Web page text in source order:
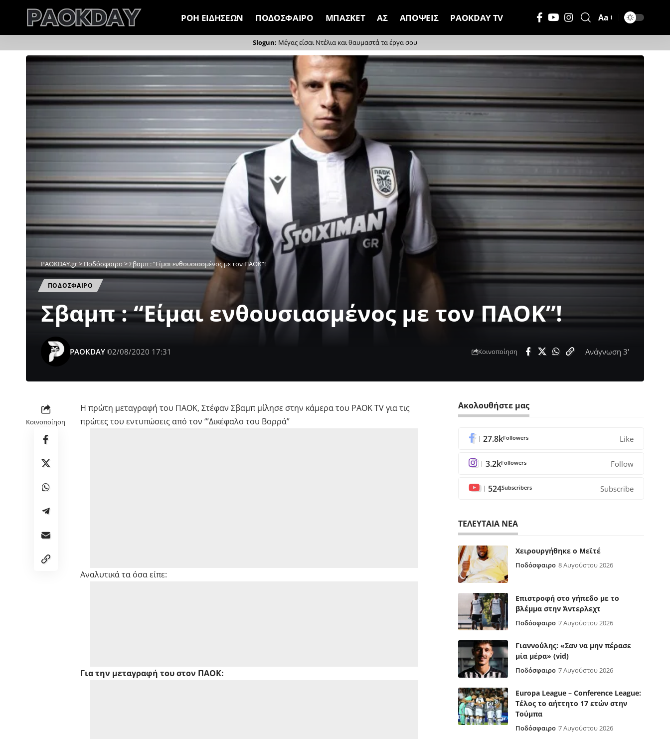
ΡΟΗ ΕΙΔΗΣΕΩΝ ΠΟΔΟΣΦΑΙΡΟ ΜΠΑΣΚΕΤ ΑΣ ΑΠΟΨΕΙΣ PAOKDAY TV
Μέγεθος
Γραμματοσειράς
Aa
Μέγας είσαι Ντέλια και θαυμαστά τα έργα σου
PAOKDAY.gr> Ποδόσφαιρο >Σβαμπ : “Είμαι ενθουσιασμένος με τον ΠΑΟΚ”!
ΠΟΔΟΣΦΑΙΡΟ
Σβαμπ : “Είμαι ενθουσιασμένος με τον ΠΑΟΚ”!
PAOKDAY 02/08/2020 17:31 Κοινοποίηση Ανάγνωση 3'
Κοινοποίηση
H πρώτη μεταγραφή του ΠΑΟΚ, Στέφαν Σβαμπ μίλησε στην κάμερα του PAOK TV για τις
πρώτες του εντυπώσεις από τον ‘”Δικέφαλο του Βορρά”
Αναλυτικά τα όσα είπε:
Για την μεταγραφή του στον ΠΑΟΚ:
Ακολουθήστε μας
27.8kFollowers Like
3.2kFollowers Follow
524Subscribers Subscribe
ΤΕΛΕΥΤΑΙΑ ΝΕΑ
Χειρουργήθηκε ο Μεϊτέ
Ποδόσφαιρο 8 Αυγούστου 2026
Επιστροφή στο γήπεδο με το
βλέμμα στην Άντερλεχτ
Ποδόσφαιρο 7 Αυγούστου 2026
Γιαννούλης: «Σαν να μην πέρασε
μία μέρα» (vid)
Ποδόσφαιρο 7 Αυγούστου 2026
Europa League – Conference League:
Τέλος το αήττητο 17 ετών στην
Τούμπα
Ποδόσφαιρο 7 Αυγούστου 2026